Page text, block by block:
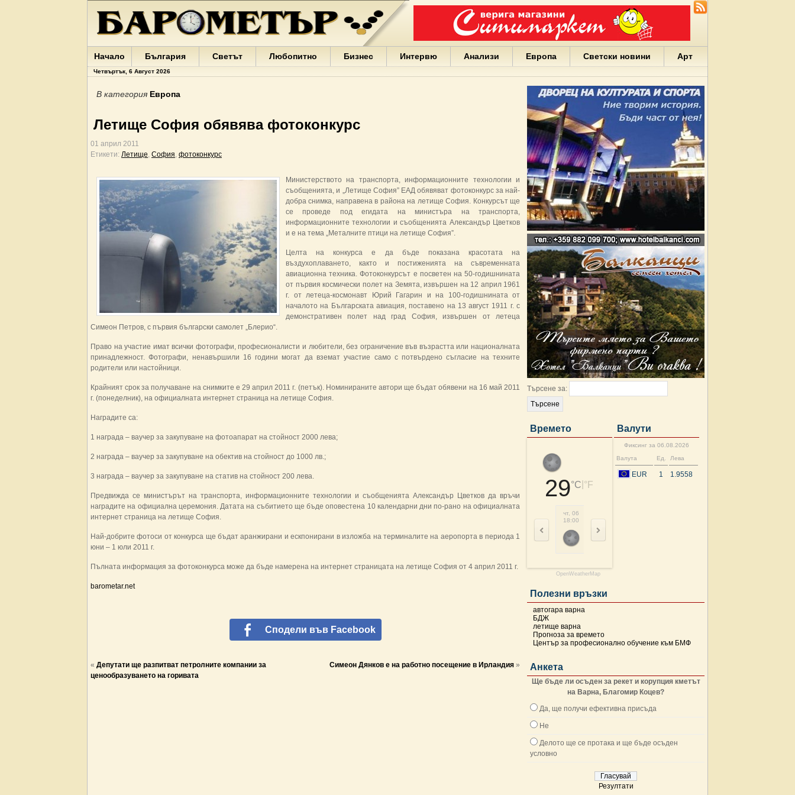
Варна
България
Портних
Facebook
ЕС
Борисов
Европа
Гърция
бизнес
google
деца
Бербатов
ГЕРБ
Начало България Светът Любопитно Бизнес Интервю Анализи Европа Светски новини Арт
Четвъртък, 6 Август 2026
Търсене за:
Времето
29°C °F
чт, 06
18:00
21:00
OpenWeatherMap
Валути
Фиксинг за 06.08.2026
Валута
Ед. Лева
EUR 1 1.9558
Полезни връзки
автогара варна
БДЖ
летище варна
Прогноза за времето
Център за професионално обучение към БМФ
Анкета
Ще бъде ли осъден за рекет и корупция кметът
на Варна, Благомир Коцев?
Да, ще получи ефективна присъда
Не
Делото ще се протака и ще бъде осъден
условно
Резултати
В категория Европа
Летище София обявява фотоконкурс
01 април 2011
Етикети: Летище, София, фотоконкурс
Министерството на транспорта, информационните технологии и
съобщенията, и „Летище София” ЕАД обявяват фотоконкурс за най-
добра снимка, направена в района на летище София. Конкурсът ще
се проведе под егидата на министъра на транспорта,
информационните технологии и съобщенията Александър Цветков
и е на тема „Металните птици на летище София”.
Целта на конкурса е да бъде показана красотата на
въздухоплаването, както и постиженията на съвременната
авиационна техника. Фотоконкурсът е посветен на 50-годишнината
от първия космически полет на Земята, извършен на 12 април 1961
г. от летеца-космонавт Юрий Гагарин и на 100-годишнината от
началото на Българската авиация, поставено на 13 август 1911 г. с
демонстративен полет над град София, извършен от летеца
Симеон Петров, с първия български самолет „Блерио“.
Право на участие имат всички фотографи, професионалисти и любители, без ограничение във възрастта или националната
принадлежност. Фотографи, ненавършили 16 години могат да вземат участие само с потвърдено съгласие на техните
родители или настойници.
Крайният срок за получаване на снимките е 29 април 2011 г. (петък). Номинираните автори ще бъдат обявени на 16 май 2011
г. (понеделник), на официалната интернет страница на летище София.
Наградите са:
1 награда – ваучер за закупуване на фотоапарат на стойност 2000 лева;
2 награда – ваучер за закупуване на обектив на стойност до 1000 лв.;
3 награда – ваучер за закупуване на статив на стойност 200 лева.
Предвижда се министърът на транспорта, информационните технологии и съобщенията Александър Цветков да връчи
наградите на официална церемония. Датата на събитието ще бъде оповестена 10 календарни дни по-рано на официалната
интернет страница на летище София.
Най-добрите фотоси от конкурса ще бъдат аранжирани и ескпонирани в изложба на терминалите на аеропорта в периода 1
юни – 1 юли 2011 г.
Пълната информация за фотоконкурса може да бъде намерена на интернет страницата на летище София от 4 април 2011 г.
barometar.net
Сподели във Facebook
« Депутати ще разпитват петролните компании за
ценообразуването на горивата
Симеон Дянков е на работно посещение в Ирландия »